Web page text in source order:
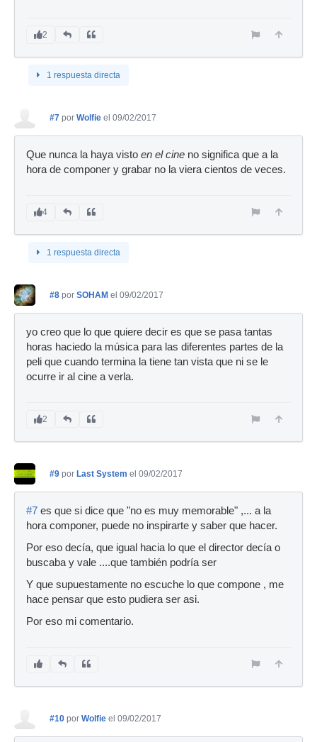
2
1 respuesta directa
#7 por Wolfie el 09/02/2017
Que nunca la haya visto en el cine no significa que a la
hora de componer y grabar no la viera cientos de veces.
4
1 respuesta directa
#8 por SOHAM el 09/02/2017
yo creo que lo que quiere decir es que se pasa tantas
horas haciedo la música para las diferentes partes de la
peli que cuando termina la tiene tan vista que ni se le
ocurre ir al cine a verla.
2
#9 por Last System el 09/02/2017
#7 es que si dice que "no es muy memorable" ,... a la
hora componer, puede no inspirarte y saber que hacer.
Por eso decía, que igual hacia lo que el director decía o
buscaba y vale ....que también podría ser
Y que supuestamente no escuche lo que compone , me
hace pensar que esto pudiera ser asi.
Por eso mi comentario.
#10 por Wolfie el 09/02/2017